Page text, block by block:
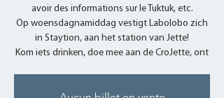
avoir des informations sur le Tuktuk, etc.
Op woensdagnamiddag vestigt Labolobo zich
in Staytion, aan het station van Jette!